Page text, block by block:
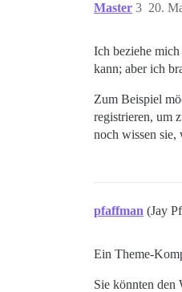
Master 20.
3
Ich beziehe
kann; aber ich
Zum Beispiel
registrieren, um
noch wissen sie,
pfaffman (Jay
Ein Theme-
Sie könnten den